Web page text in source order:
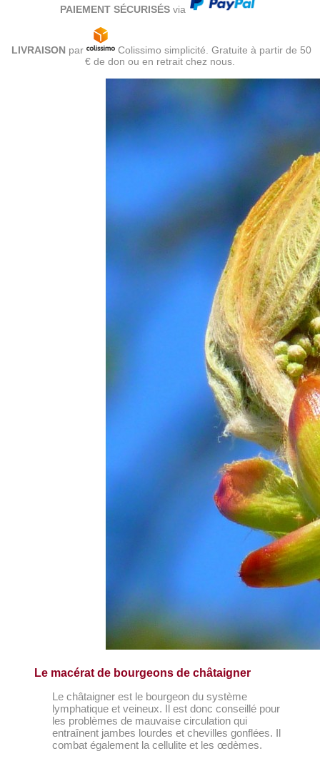
PAIEMENT SÉCURISÉS via
LIVRAISON par
Colissimo simplicité. Gratuite à partir de 50
€ de don ou en retrait chez nous.
Le macérat de bourgeons de châtaigner
Le châtaigner est le bourgeon du système
lymphatique et veineux. Il est donc conseillé pour
les problèmes de mauvaise circulation qui
entraînent jambes lourdes et chevilles gonflées. Il
combat également la cellulite et les œdèmes.